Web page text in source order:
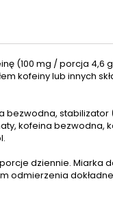
(100 mg / porcja 4,6
kofeiny lub innych
bezwodna,
kofeina bezwodna,
dziennie. Miarka
odmierzenia